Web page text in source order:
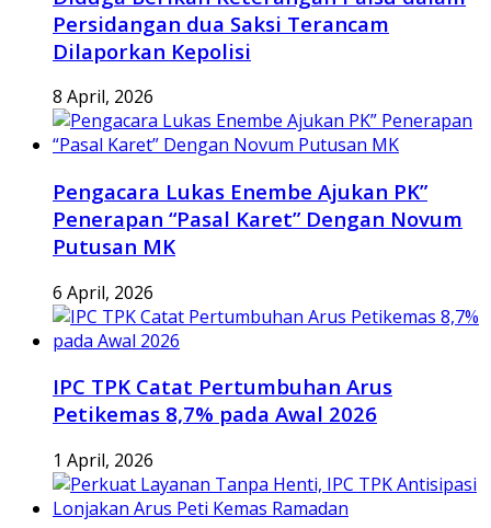
Persidangan dua Saksi Terancam
Dilaporkan Kepolisi
8 April, 2026
Pengacara Lukas Enembe Ajukan PK”
Penerapan “Pasal Karet” Dengan Novum
Putusan MK
6 April, 2026
IPC TPK Catat Pertumbuhan Arus
Petikemas 8,7% pada Awal 2026
1 April, 2026